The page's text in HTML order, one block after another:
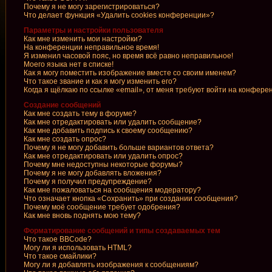
Почему я не могу зарегистрироваться?
Что делает функция «Удалить cookies конференции»?
Параметры и настройки пользователя
Как мне изменить мои настройки?
На конференции неправильное время!
Я изменил часовой пояс, но время всё равно неправильное!
Моего языка нет в списке!
Как я могу поместить изображение вместе со своим именем?
Что такое звание и как я могу изменить его?
Когда я щёлкаю по ссылке «email», от меня требуют войти на
Создание сообщений
Как мне создать тему в форуме?
Как мне отредактировать или удалить сообщение?
Как мне добавить подпись к своему сообщению?
Как мне создать опрос?
Почему я не могу добавить больше вариантов ответа?
Как мне отредактировать или удалить опрос?
Почему мне недоступны некоторые форумы?
Почему я не могу добавлять вложения?
Почему я получил предупреждение?
Как мне пожаловаться на сообщения модератору?
Что означает кнопка «Сохранить» при создании сообщения?
Почему моё сообщение требует одобрения?
Как мне вновь поднять мою тему?
Форматирование сообщений и типы создаваемых тем
Что такое BBCode?
Могу ли я использовать HTML?
Что такое смайлики?
Могу ли я добавлять изображения к сообщениям?